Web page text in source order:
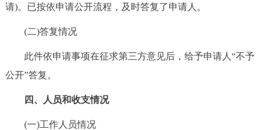
请)。已按依申请公开流程，及时答复了申请人。
(二)答复情况
此件依申请事项在征求第三方意见后，给予申请人“不予
公开”答复。
四、人员和收支情况
(一)工作人员情况